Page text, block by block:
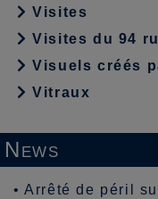
Visites
Visites du 94
Visuels créés
Vitraux
News
•Arrêté de péril